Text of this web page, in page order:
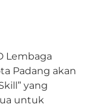
Lembaga
Padang akan
yang
untuk